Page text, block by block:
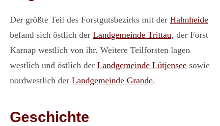
Der größte Teil des Forstgutsbezirks mit der Hahnheide
befand sich östlich der Landgemeinde Trittau, der Forst
Karnap westlich von ihr. Weitere Teilforsten lagen
westlich und östlich der Landgemeinde Lütjensee sowie
nordwestlich der Landgemeinde Grande.
Geschichte